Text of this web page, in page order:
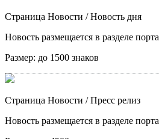
Страница Новости / Новость дня
Новость размещается в разделе
Размер: до 1500 знаков
Страница Новости / Пресс релиз
Новость размещается в разделе